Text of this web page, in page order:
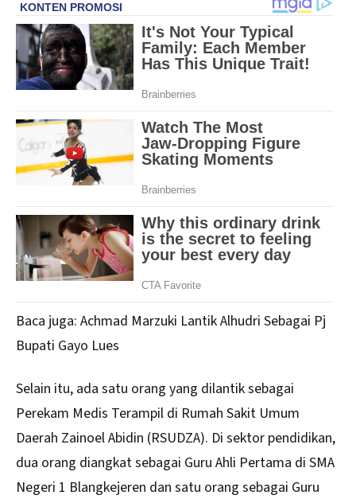
Baca juga: Achmad Marzuki Lantik Alhudri Sebagai Pj
Bupati Gayo Lues
Selain itu, ada satu orang yang dilantik sebagai
Perekam Medis Terampil di Rumah Sakit Umum
Daerah Zainoel Abidin (RSUDZA). Di sektor pendidikan,
dua orang diangkat sebagai Guru Ahli Pertama di SMA
Negeri 1 Blangkejeren dan satu orang sebagai Guru